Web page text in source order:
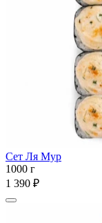
Сет Ля Мур
1000 г
1 390 ₽